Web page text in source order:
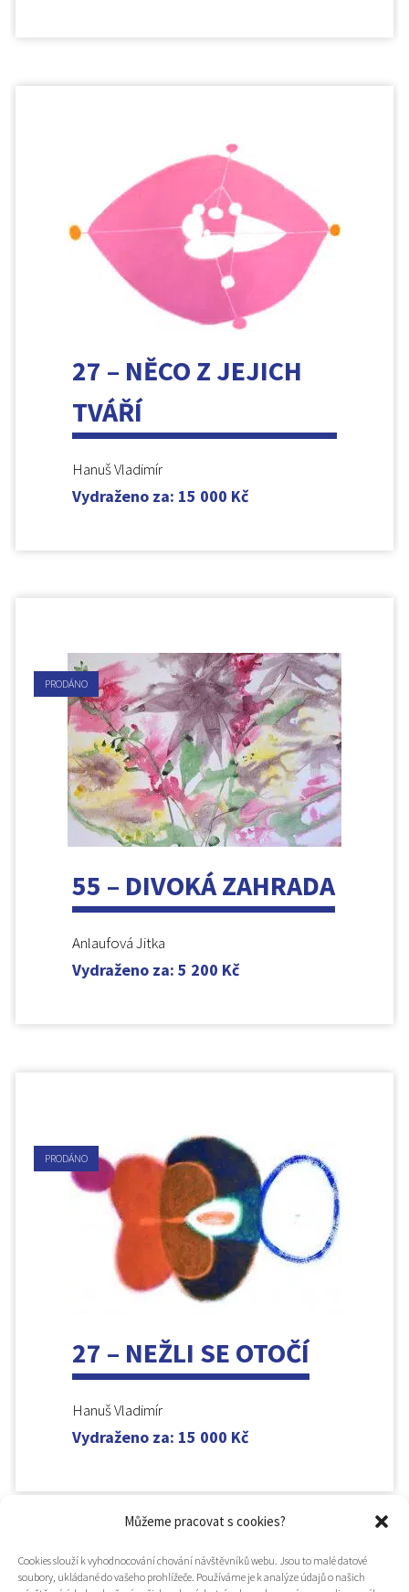
Můžeme pracovat s cookies?
Cookies slouží k vyhodnocování chování návštěvníků webu. Jsou to malé datové
soubory, ukládané do vašeho prohlížeče. Používáme je k analýze údajů o našich
27 – NĚCO Z JEJICH
TVÁŘÍ
Hanuš Vladimír
Vydraženo za: 15 000 Kč
PRODÁNO
55 – DIVOKÁ ZAHRADA
Anlaufová Jitka
Vydraženo za:5 200 Kč
PRODÁNO
27 – NEŽLI SE OTOČÍ
Hanuš Vladimír
Vydraženo za: 15 000 Kč